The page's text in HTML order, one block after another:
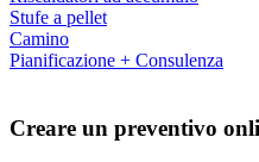
Stufe a pellet
Camino
Pianificazione + Consulenza
Creare un preventivo